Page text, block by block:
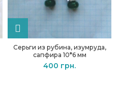
Серьги из рубина, изумруда,
сапфира 10*6 мм
400 грн.